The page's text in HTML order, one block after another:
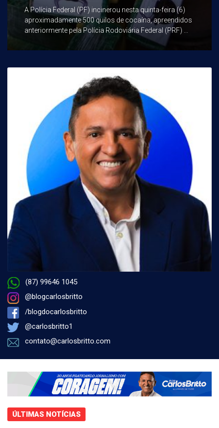
A Polícia Federal (PF) incinerou nesta quinta-feira (6)
aproximadamente 500 quilos de cocaína, apreendidos
anteriormente pela Polícia Rodoviária Federal (PRF) ...
(87) 99646 1045
@blogcarlosbritto
/blogdocarlosbritto
@carlosbritto1
contato@carlosbritto.com
ÚLTIMAS NOTÍCIAS